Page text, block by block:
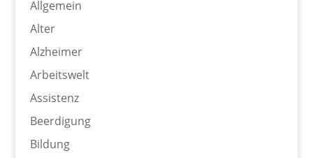
Allgemein
Alter
Alzheimer
Arbeitswelt
Assistenz
Beerdigung
Bildung